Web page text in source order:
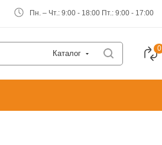
Пн. – Чт.: 9:00 - 18:00 Пт.: 9:00 - 17:00
Каталог
0